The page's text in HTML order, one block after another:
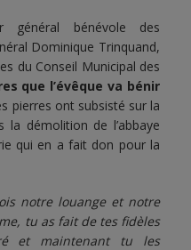
général bénévole des
Dominique Trinquand,
du Conseil Municipal des
que l’évêque va bénir
pierres ont subsisté sur la
la démolition de l’abbaye
qui en a fait don pour la
notre louange et notre
tu as fait de tes fidèles
et maintenant tu les